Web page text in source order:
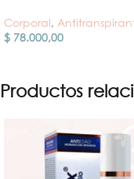
Corporal,
$ 78.000,00
Productos